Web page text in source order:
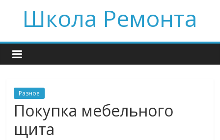
contentШкола Ремонта
Разное
Покупка мебельного
щита